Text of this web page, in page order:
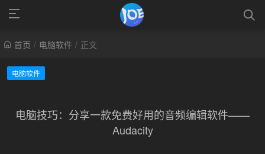
首页 / 电脑软件 / 正文
电脑软件
电脑技巧：分享一款免费好用的音频编辑软件——
Audacity